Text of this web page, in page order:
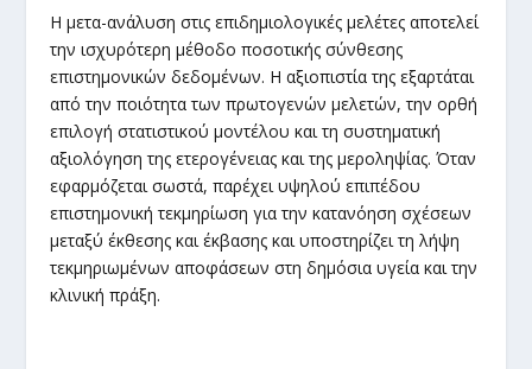
Η μετα-ανάλυση στις επιδημιολογικές μελέτες αποτελεί
την ισχυρότερη μέθοδο ποσοτικής σύνθεσης
επιστημονικών δεδομένων. Η αξιοπιστία της εξαρτάται
από την ποιότητα των πρωτογενών μελετών, την ορθή
επιλογή στατιστικού μοντέλου και τη συστηματική
αξιολόγηση της ετερογένειας και της μεροληψίας. Όταν
εφαρμόζεται σωστά, παρέχει υψηλού επιπέδου
επιστημονική τεκμηρίωση για την κατανόηση σχέσεων
μεταξύ έκθεσης και έκβασης και υποστηρίζει τη λήψη
τεκμηριωμένων αποφάσεων στη δημόσια υγεία και την
κλινική πράξη.